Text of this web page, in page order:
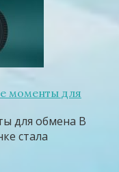
моменты для
для обмена В
стала